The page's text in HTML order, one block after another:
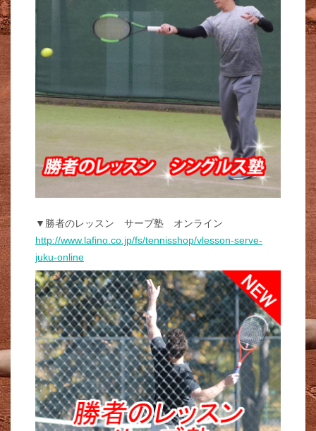
▼勝者のレッスン サーブ塾 オンライン
http://www.lafino.co.jp/fs/tennisshop/vlesson-serve-
juku-online